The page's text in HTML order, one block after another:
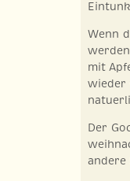
Wenn
mit
wieder
Der
andere